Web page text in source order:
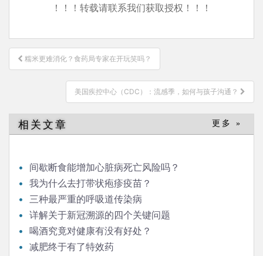
！！！转载请联系我们获取授权！！！
文
章
糯米更难消化？食药局专家在开玩笑吗？
美国疾控中心（CDC）：流感季，如何与孩子沟通？
相关文章 更多 »
间歇断食能增加心脏病死亡风险吗？
我为什么去打带状疱疹疫苗？
三种最严重的呼吸道传染病
详解关于新冠溯源的四个关键问题
喝酒究竟对健康有没有好处？
减肥终于有了特效药